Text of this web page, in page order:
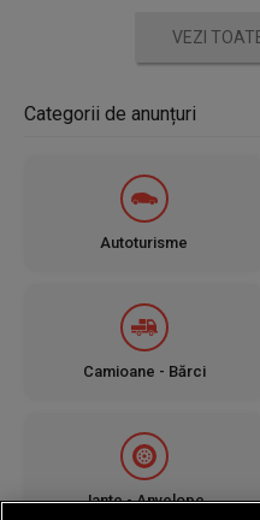
VEZI
Categorii de anunțuri
Autoturisme
Camioane - Bărci
Jante - Anvelope